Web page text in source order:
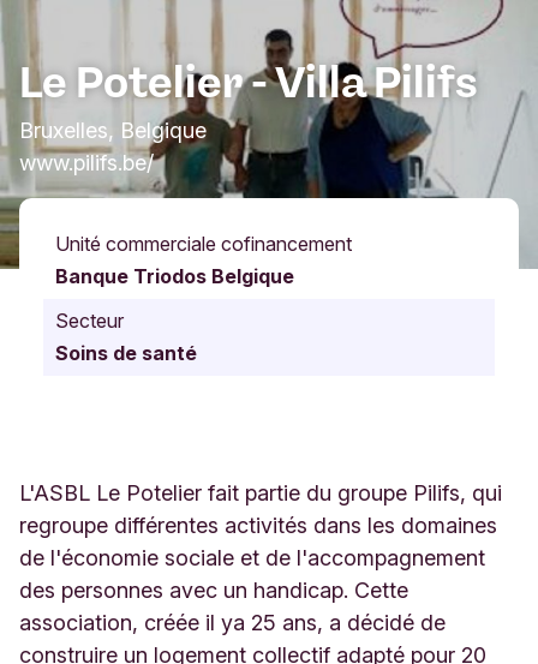
Le Potelier - Villa Pilifs
Bruxelles, Belgique
www.pilifs.be/
Unité commerciale cofinancement
Banque Triodos Belgique
Secteur
Soins de santé
L'ASBL Le Potelier fait partie du groupe Pilifs, qui
regroupe différentes activités dans les domaines
de l'économie sociale et de l'accompagnement
des personnes avec un handicap. Cette
association, créée il ya 25 ans, a décidé de
construire un logement collectif adapté pour 20